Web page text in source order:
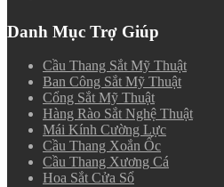
Danh Mục Trợ Giúp
Cầu Thang Sắt Mỹ Thuật
Ban Công Sắt Mỹ Thuật
Cổng Sắt Mỹ Thuật
Hàng Rào Sắt Nghệ Thuật
Mái Kính Cường Lực
Cầu Thang Xoắn Ốc
Cầu Thang Xương Cá
Hoa Sắt Cửa Sổ